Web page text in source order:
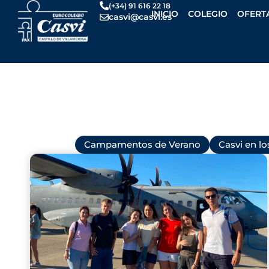
contenido
(+34) 91 616 22 18
casvi@casvi.es
INICIO COLEGIO
Campamentos de Verano Casvi en